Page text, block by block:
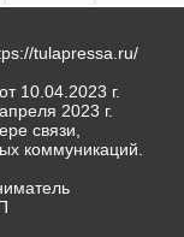
tulapressa.ru/
10.04.2023 г.
2023 г.
связи,
коммуникаций.